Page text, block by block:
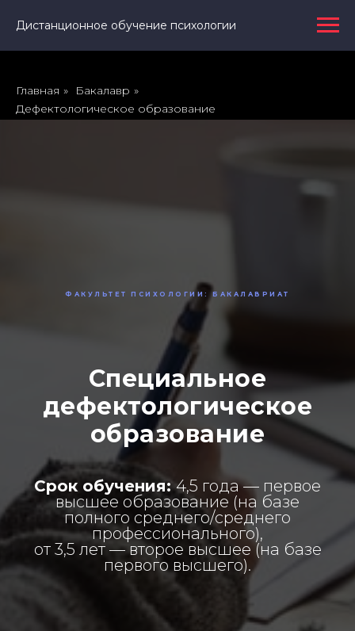
Дистанционное обучение психологии
Главная » Бакалавр »
Дефектологическое образование
ФАКУЛЬТЕТ ПСИХОЛОГИИ: БАКАЛАВРИАТ
Специальное
дефектологическое
образование
Срок обучения:4,5 года — первое
высшее образование (на базе
полного среднего/среднего
профессионального),
от 3,5 лет — второе высшее (на базе
первого высшего).